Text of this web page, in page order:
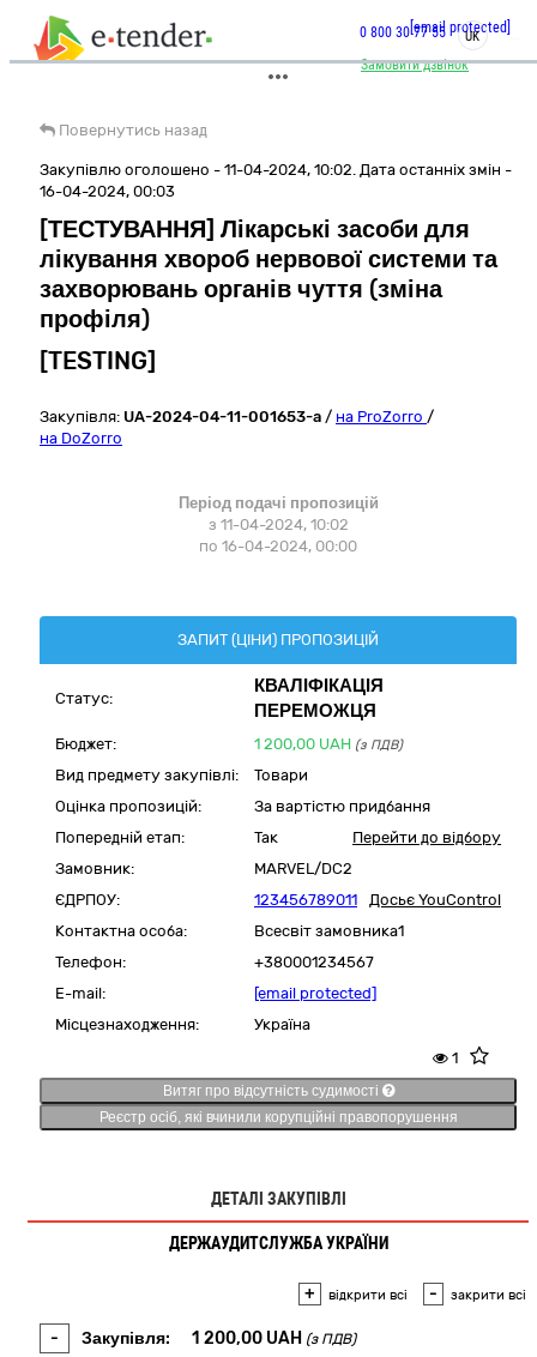
Замовити дзвінок
0 800 30 77 55[email protected]
UK
Повернутись назад
Закупівлю оголошено - 11-04-2024, 10:02. Дата останніх змін -
16-04-2024, 00:03
[ТЕСТУВАННЯ] Лікарські засоби для
лікування хвороб нервової системи та
захворювань органів чуття (зміна
профіля)
[TESTING]
Закупівля: UA-2024-04-11-001653-a / на ProZorro /
на DoZorro
Період подачі пропозицій
з 11-04-2024, 10:02
по 16-04-2024, 00:00
ЗАПИТ (ЦІНИ) ПРОПОЗИЦІЙ
Статус:
КВАЛІФІКАЦІЯ
ПЕРЕМОЖЦЯ
Бюджет: 1 200,00 UAH (з ПДВ)
Вид предмету закупівлі:
Товари
Оцінка пропозицій:
За вартістю придбання
Попередній етап:
Так
Перейти до відбору
Замовник:
MARVEL/DC2
ЄДРПОУ:
123456789011
Досьє YouControl
Контактна особа:
Всесвіт замовника1
Телефон:
+380001234567
E-mail:
[email protected]
Місцезнаходження:
Україна
1
Витяг про відсутність судимості
Реєстр осіб, які вчинили корупційні правопорушення
ДЕТАЛІ ЗАКУПІВЛІ
ДЕРЖАУДИТСЛУЖБА УКРАЇНИ
+ відкрити всі - закрити всі
- Закупівля: 1 200,00 UAH (з ПДВ)